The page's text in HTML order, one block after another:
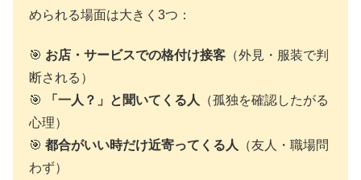
められる場面は大きく3つ：
🎯 お店・サービスでの格付け接客 （外見・服装で判
断される）
🎯
「一人？」と聞いてくる人
（孤独を確認したがる
心理）
🎯 都合がいい時だけ近寄ってくる人
（友人・職場問
わず）